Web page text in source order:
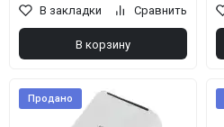
В закладки Сравнить
В корзину
Продано